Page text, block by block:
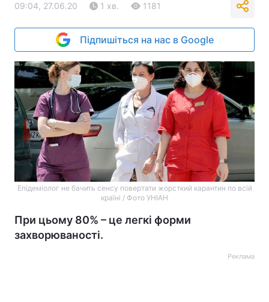
09:04, 27.06.20 1 хв. 1181
Підпишіться на нас в Google
Епідеміолог не бачить сенсу повертати жорсткий карантин по всій
країні / Фото УНІАН
При цьому 80% – це легкі форми
захворюваності.
Реклама